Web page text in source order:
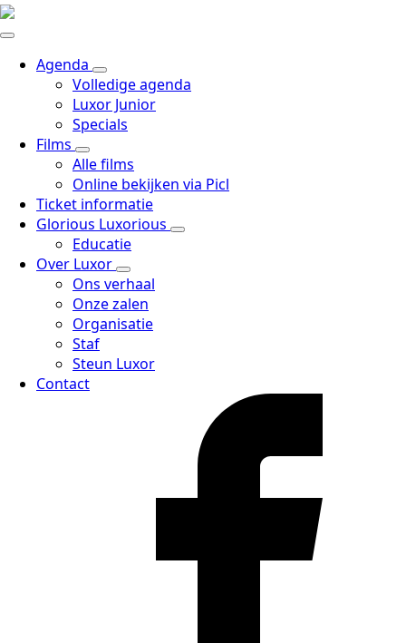
Agenda
Volledige agenda
Luxor Junior
Specials
Films
Alle films
Online bekijken via Picl
Ticket informatie
Glorious Luxorious
Educatie
Over Luxor
Ons verhaal
Onze zalen
Organisatie
Staf
Steun Luxor
Contact